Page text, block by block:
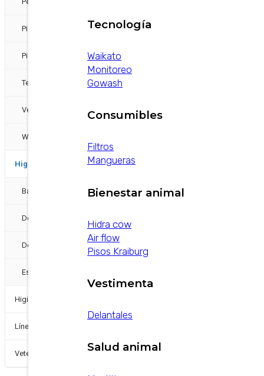
Tecnología
Waikato
Monitoreo
Gowash
Consumibles
Filtros
Mangueras
Bienestar animal
Hidra cow
Air flow
Pisos Kraiburg
Vestimenta
Delantales
Salud animal
Pisos
Pisos / otra etiqueta sería confort animal
Tecnología
Ventiladores otra etiqueta sería confort animal
Waikato
Higiene Industrial
Bactericida
Desinfectantes
Detergentes
Espumígenos
Higiene y Desinfección
Línea de pequeños
Veterinarios